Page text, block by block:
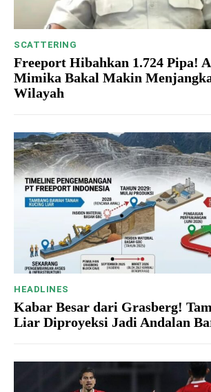
SCATTERING
Freeport Hibahkan 1.724 Pipa!
Mimika Bakal Makin
Wilayah
HEADLINES
Kabar Besar dari Grasberg!
Liar Diproyeksi Jadi Andalan